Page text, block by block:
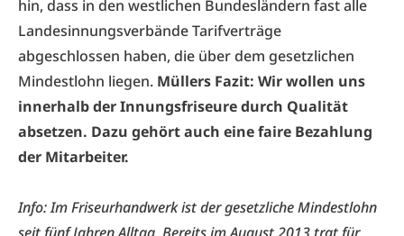
hin, dass in den westlichen Bundesländern fast alle
Landesinnungsverbände Tarifverträge
abgeschlossen haben, die über dem gesetzlichen
Mindestlohn liegen. Müllers Fazit: Wir wollen uns
innerhalb der Innungsfriseure durch Qualität
absetzen. Dazu gehört auch eine faire Bezahlung
der Mitarbeiter.
Info: Im Friseurhandwerk ist der gesetzliche Mindestlohn